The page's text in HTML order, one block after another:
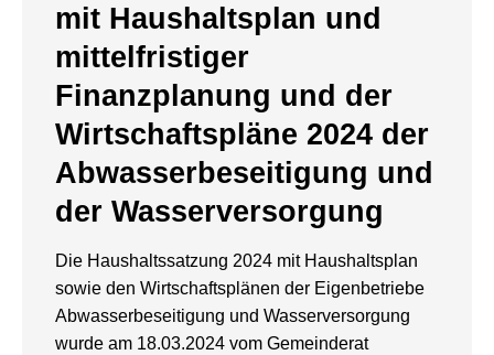
mit Haushaltsplan und
mittelfristiger
Finanzplanung und der
Wirtschaftspläne 2024 der
Abwasserbeseitigung und
der Wasserversorgung
Die Haushaltssatzung 2024 mit Haushaltsplan
sowie den Wirtschaftsplänen der Eigenbetriebe
Abwasserbeseitigung und Wasserversorgung
wurde am 18.03.2024 vom Gemeinderat